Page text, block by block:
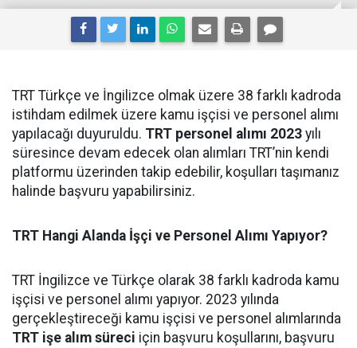
TRT Türkçe ve İngilizce olmak üzere 38 farklı kadroda
istihdam edilmek üzere kamu işçisi ve personel alımı
yapılacağı duyuruldu. TRT personel alımı 2023 yılı
süresince devam edecek olan alımları TRT’nin kendi
platformu üzerinden takip edebilir, koşulları taşımanız
halinde başvuru yapabilirsiniz.
TRT Hangi Alanda İşçi ve Personel Alımı Yapıyor?
TRT İngilizce ve Türkçe olarak 38 farklı kadroda kamu
işçisi ve personel alımı yapıyor. 2023 yılında
gerçekleştireceği kamu işçisi ve personel alımlarında
TRT işe alım süreci için başvuru koşullarını, başvuru